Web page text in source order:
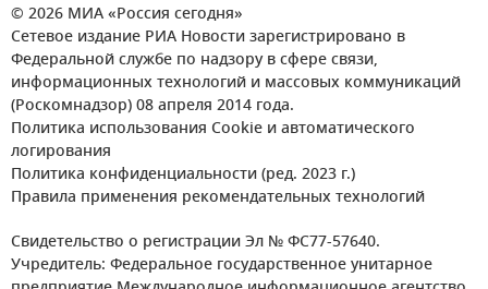
© 2026 МИА «Россия сегодня»
Сетевое издание РИА Новости зарегистрировано в
Федеральной службе по надзору в сфере связи,
информационных технологий и массовых коммуникаций
(Роскомнадзор) 08 апреля 2014 года.
Политика использования Cookie и автоматического
логирования
Политика конфиденциальности (ред. 2023 г.)
Правила применения рекомендательных технологий
Свидетельство о регистрации Эл № ФС77-57640.
Учредитель: Федеральное государственное унитарное